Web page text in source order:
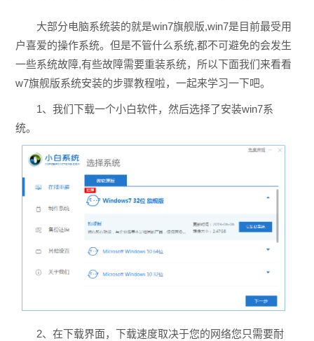
大部分电脑系统装的就是win7旗舰版,win7是目前最受用
户喜爱的操作系统。但是不管什么系统,都不可避免的会发生
一些系统故障,有些故障需要重装系统，所以下面我们来看看
w7旗舰版系统安装的步骤教程啦，一起来学习一下吧。
1、我们下载一个小白软件，然后选择了安装win7系
统。
2、在下载界面，下载速度取决于您的网络您只需要耐